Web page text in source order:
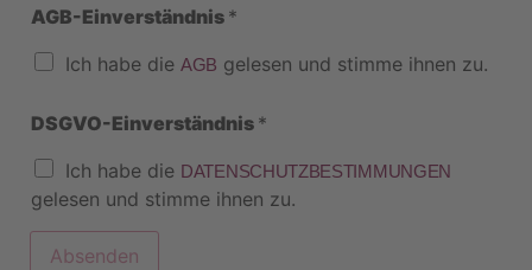
AGB-Einverständnis *
Ich habe die AGB gelesen und stimme ihnen zu.
DSGVO-Einverständnis *
Ich habe die DATENSCHUTZBESTIMMUNGEN
gelesen und stimme ihnen zu.
Absenden